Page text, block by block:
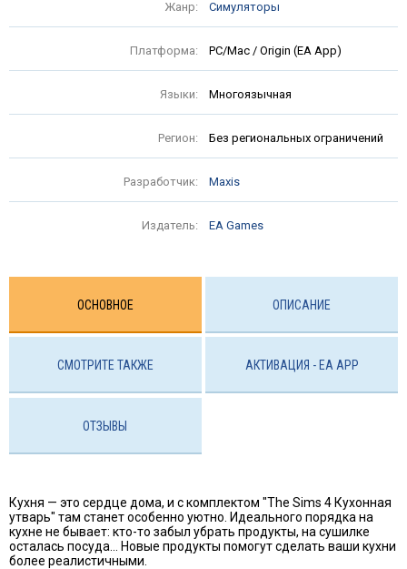
Жанр: Симуляторы
Платформа: PC/Mac / Origin (EA App)
Языки: Многоязычная
Регион: Без региональных ограничений
Разработчик: Maxis
Издатель: EA Games
ОСНОВНОЕ ОПИСАНИЕ
СМОТРИТЕ ТАКЖЕ АКТИВАЦИЯ - EA APP
ОТЗЫВЫ
Кухня — это сердце дома, и с комплектом "The Sims 4 Кухонная
утварь" там станет особенно уютно. Идеального порядка на
кухне не бывает: кто-то забыл убрать продукты, на сушилке
осталась посуда... Новые продукты помогут сделать ваши кухни
более реалистичными.